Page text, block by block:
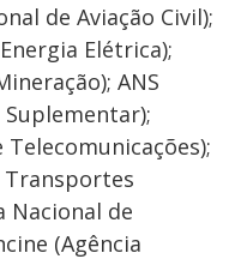
de Aviação Civil);
Elétrica);
ANS
Suplementar);
Transportes
Nacional de
(Agência